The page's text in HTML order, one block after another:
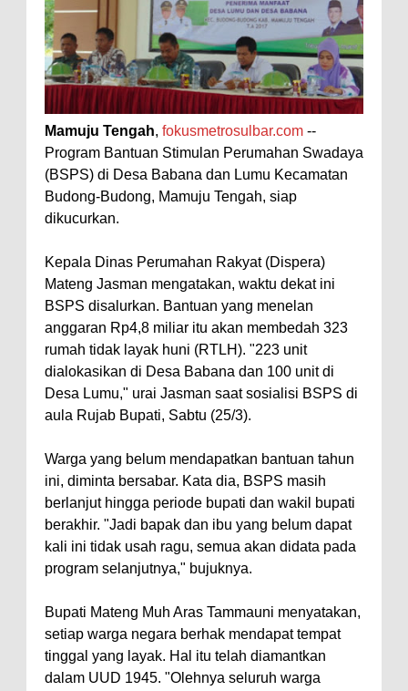
Mamuju Tengah, fokusmetrosulbar.com --
Program Bantuan Stimulan Perumahan Swadaya
(BSPS) di Desa Babana dan Lumu Kecamatan
Budong-Budong, Mamuju Tengah, siap
dikucurkan.
Kepala Dinas Perumahan Rakyat (Dispera)
Mateng Jasman mengatakan, waktu dekat ini
BSPS disalurkan. Bantuan yang menelan
anggaran Rp4,8 miliar itu akan membedah 323
rumah tidak layak huni (RTLH). "223 unit
dialokasikan di Desa Babana dan 100 unit di
Desa Lumu," urai Jasman saat sosialisi BSPS di
aula Rujab Bupati, Sabtu (25/3).
Warga yang belum mendapatkan bantuan tahun
ini, diminta bersabar. Kata dia, BSPS masih
berlanjut hingga periode bupati dan wakil bupati
berakhir. "Jadi bapak dan ibu yang belum dapat
kali ini tidak usah ragu, semua akan didata pada
program selanjutnya," bujuknya.
Bupati Mateng Muh Aras Tammauni menyatakan,
setiap warga negara berhak mendapat tempat
tinggal yang layak. Hal itu telah diamantkan
dalam UUD 1945. "Olehnya seluruh warga